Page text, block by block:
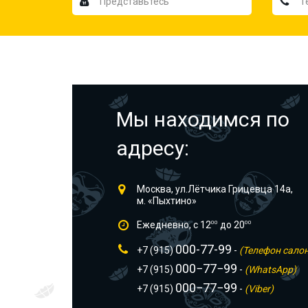
Мы находимся по
адресу:
Москва, ул.Лётчика Грицевца 14а,
м. «Пыхтино»
Ежедневно, с 1200 до 2000
+7 (915)000-77-99 - (Телефон
+7 (915) 000−77−99 - (WhatsApp)
+7 (915) 000−77−99 - (Viber)